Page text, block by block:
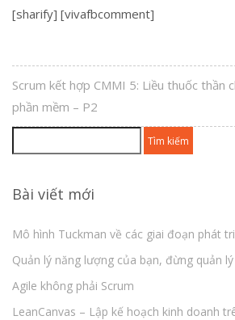
[sharify] [vivafbcomment]
Scrum kết hợp CMMI 5: Liều thuốc thần
phần mềm – P2
kiếm
Bài viết mới
Mô hình Tuckman về các giai đoạn phát
Quản lý năng lượng của bạn, đừng quản
Agile không phải Scrum
LeanCanvas – Lập kế hoạch kinh doanh